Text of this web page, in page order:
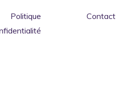
Politique
Contact